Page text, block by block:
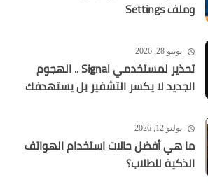
وملف Settings
يونيو 28, 2026
تحذير لمستخدمي Signal .. الهجوم
الجديد لا يكسر التشفير بل يستهدفك
يوليو 12, 2026
ما هي أفضل حالات استخدام الهواتف
الذكية للطلاب؟